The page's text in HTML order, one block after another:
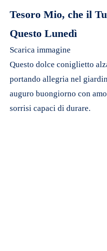
Tesoro Mio, che il
Questo Lunedì
Scarica immagine
Questo dolce coniglietto
portando allegria nel
auguro buongiorno con
sorrisi capaci di durare.